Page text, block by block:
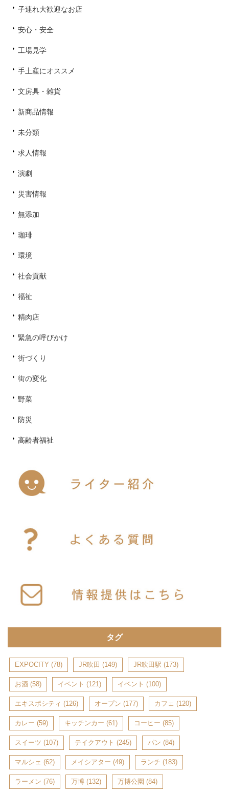
子連れ大歓迎なお店
安心・安全
工場見学
手土産にオススメ
文房具・雑貨
新商品情報
未分類
求人情報
演劇
災害情報
無添加
珈琲
環境
社会貢献
福祉
精肉店
緊急の呼びかけ
街づくり
街の変化
野菜
防災
高齢者福祉
タグ
EXPOCITY (78) JR吹田 (149) JR吹田駅 (173)
お酒 (58) イベント (121) イベント (100)
エキスポシティ (126) オープン (177) カフェ (120)
カレー (59) キッチンカー (61) コーヒー (85)
スイーツ (107) テイクアウト (245) パン (84)
マルシェ (62) メイシアター (49) ランチ (183)
ラーメン (76) 万博 (132) 万博公園 (84)